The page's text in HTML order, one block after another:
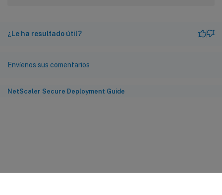
¿Le ha resultado útil?
Envíenos sus comentarios
NetScaler Secure Deployment Guide